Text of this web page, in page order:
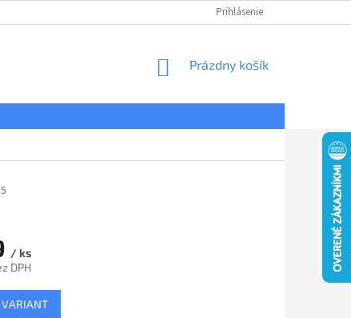
PODMIENKY OCHRANA OSOBNÝCH ÚDAJOV REKLAMÁCIE
Prihlásenie
NÁKUPNÝ
Prázdny košík
/ ks
DPH
VARIANT